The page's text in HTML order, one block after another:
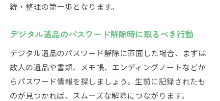
続・整理の第一歩となります。
デジタル遺品のパスワード解除時に取るべき行動
デジタル遺品のパスワード解除に直面した場合、まずは
故人の遺品や書類、メモ帳、エンディングノートなどか
らパスワード情報を探しましょう。生前に記録されたも
のが見つかれば、スムーズな解除につながります。